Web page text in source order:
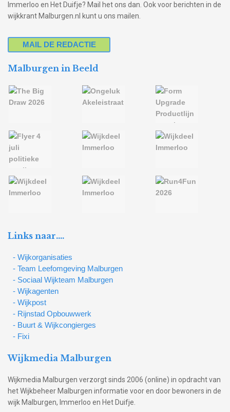
Immerloo en Het Duifje? Mail het ons dan. Ook voor berichten in de
wijkkrant Malburgen.nl kunt u ons mailen.
MAIL DE REDACTIE
Malburgen in Beeld
Links naar….
- Wijkorganisaties
- Team Leefomgeving Malburgen
- Sociaal Wijkteam Malburgen
- Wijkagenten
- Wijkpost
- Rijnstad Opbouwwerk
- Buurt & Wijkcongierges
- Fixi
Wijkmedia Malburgen
Wijkmedia Malburgen verzorgt sinds 2006 (online) in opdracht van
het Wijkbeheer Malburgen informatie voor en door bewoners in de
wijk Malburgen, Immerloo en Het Duifje.